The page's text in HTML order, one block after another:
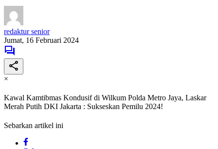
redaktur senior
Jumat, 16 Februari 2024
×
Kawal Kamtibmas Kondusif di Wilkum Polda Metro Jaya, Laskar
Merah Putih DKI Jakarta : Sukseskan Pemilu 2024!
Sebarkan artikel ini